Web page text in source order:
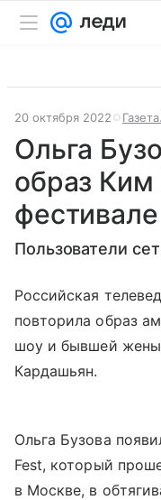
20 октября 2022
Ольга
образ
Пользователи
Российская
повторила образ
шоу и бывшей жены
Кардашьян.
Ольга Бузова
Fest, который
в Москве, в